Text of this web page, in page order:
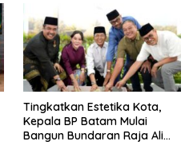
Tingkatkan Estetika Kota,
Kepala BP Batam Mulai
Bangun Bundaran Raja Ali